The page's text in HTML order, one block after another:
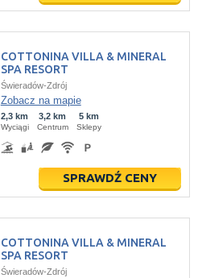
COTTONINA VILLA & MINERAL
SPA RESORT
Świeradów-Zdrój
Zobacz na mapie
2,3 km
Wyciągi
3,2 km
Centrum
5 km
Sklepy
SPRAWDŹ CENY
COTTONINA VILLA & MINERAL
SPA RESORT
Świeradów-Zdrój